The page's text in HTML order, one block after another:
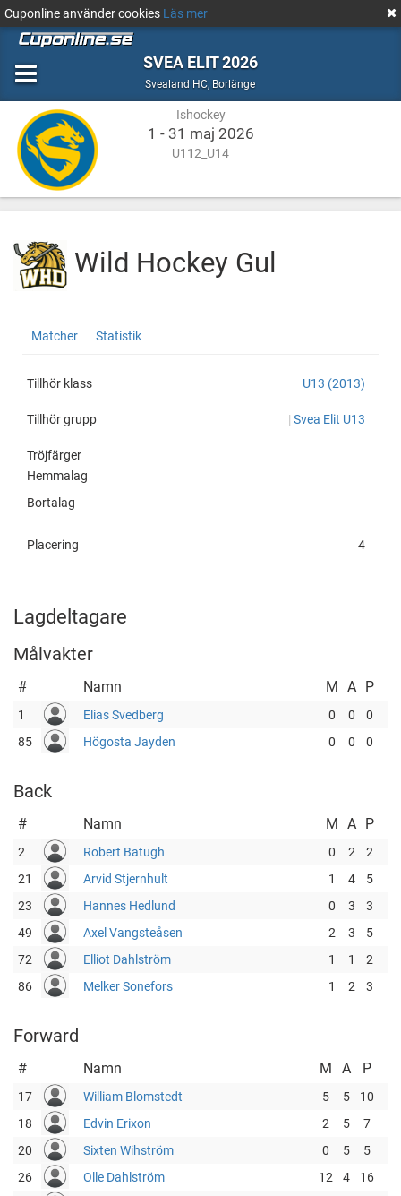
Cuponline använder cookies Läs mer
SVEA ELIT 2026
Svealand HC, Ishockey
BorlängeBorlänge
Ishockey
1 - 31 maj 2026
U112_U14
Wild Hockey Gul
Hockey
cupid=39519&id=185877
Matcher Statistik
Tillhör klass U13 (2013)
Tillhör grupp | Svea Elit U13
Tröjfärger
Hemmalag
Bortalag
Placering 4
Lagdeltagare
Målvakter
# Namn M A P
1 Elias Svedberg 0 0
0
85
Högosta Jayden 0 0 0
Back
# Namn M A P
2 Robert Batugh 0 2
2
21
Arvid Stjernhult 1 4
5
23
Hannes Hedlund 0 3
3
49
Axel Vangsteåsen 2 3
5
72
Elliot Dahlström 1 1
2
86
Melker Sonefors 1 2 3
Forward
# Namn M A P
17 William Blomstedt 5 5
10
18
Edvin Erixon 2 5
7
20
Sixten Wihström 0 5
5
26
Olle Dahlström 12 4
16